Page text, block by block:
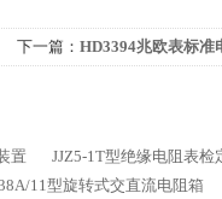
下一篇： HD3394兆欧表标准
置 JJZ5-1T型绝缘电阻表检
11型旋转式交直流电阻箱